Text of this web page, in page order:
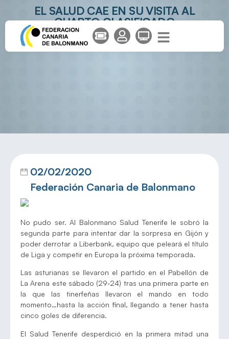
EL SALUD CAE EN SU VISITA AL
CUARTO CLASIFICADO
02/02/2020
Federación Canaria de Balonmano
No pudo ser. Al Balonmano Salud Tenerife le sobró la
segunda parte para intentar dar la sorpresa en Gijón y
poder derrotar a Liberbank, equipo que peleará el título
de Liga y competir en Europa la próxima temporada.
Las asturianas se llevaron el partido en el Pabellón de
La Arena este sábado (29-24) tras una primera parte en
la que las tinerfeñas llevaron el mando en todo
momento…hasta la acción final, llegando a tener hasta
cinco goles de diferencia.
El Salud Tenerife desperdició en la primera mitad una